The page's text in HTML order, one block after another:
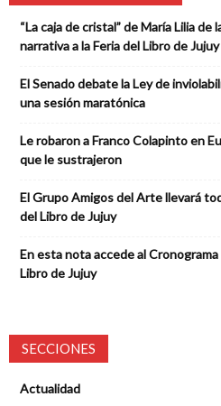
“La caja de cristal” de María Lilia de
narrativa a la Feria del Libro de Jujuy
El Senado debate la Ley de
una sesión maratónica
Le robaron a Franco Colapinto en
que le sustrajeron
El Grupo Amigos del Arte llevará
del Libro de Jujuy
En esta nota accede al
Libro de Jujuy
SECCIONES
Actualidad